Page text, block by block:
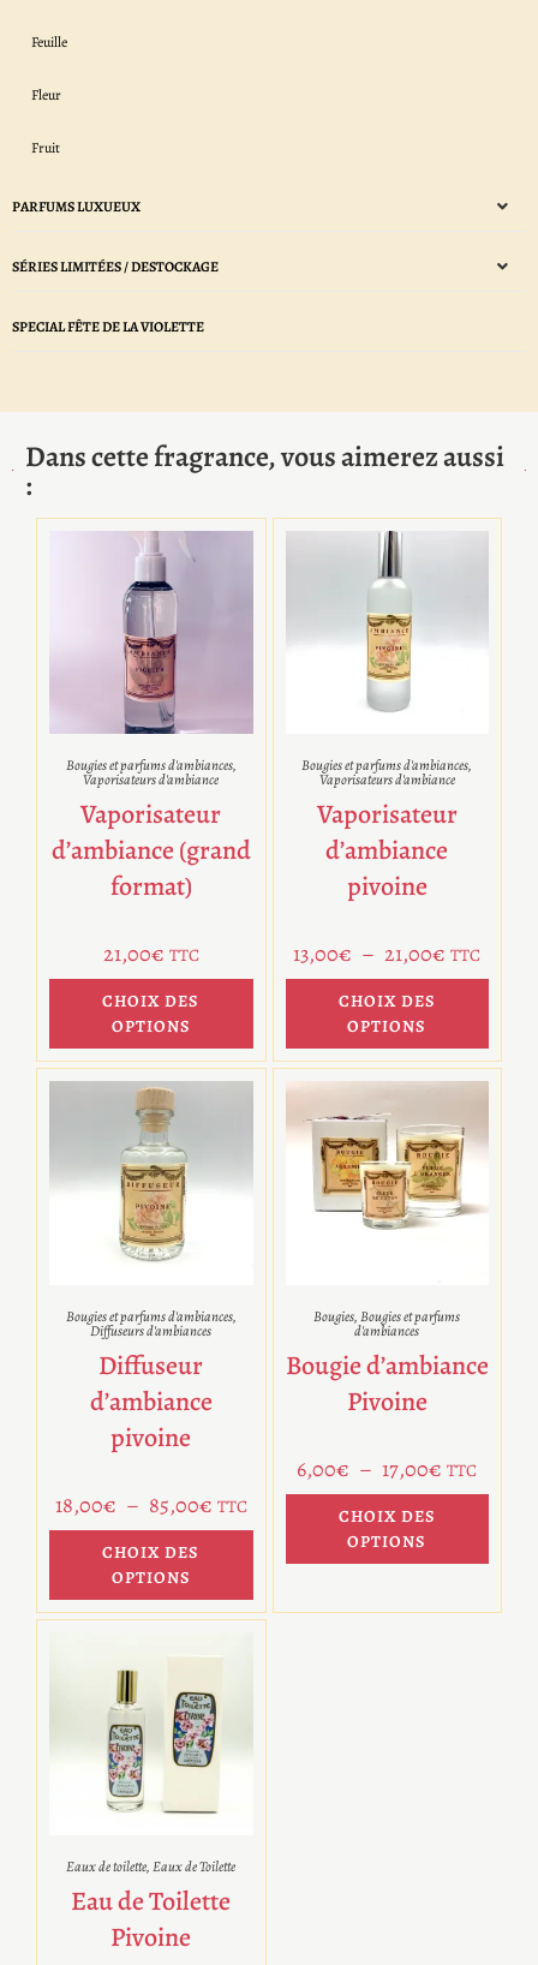
Feuille
Fleur
Fruit
PARFUMS LUXUEUX
SÉRIES LIMITÉES / DESTOCKAGE
SPECIAL FÊTE DE LA VIOLETTE
Dans cette fragrance, vous aimerez aussi
:
Bougies et parfums d'ambiances,
Vaporisateurs d'ambiance
Vaporisateur
d’ambiance (grand
format)
21,00€ TTC
CHOIX DES
OPTIONS
Bougies et parfums d'ambiances,
Vaporisateurs d'ambiance
Vaporisateur
d’ambiance
pivoine
13,00€ – 21,00€ TTC
CHOIX DES
OPTIONS
Bougies et parfums d'ambiances,
Diffuseurs d'ambiances
Diffuseur
d’ambiance
pivoine
18,00€ – 85,00€ TTC
CHOIX DES
OPTIONS
Bougies,Bougies et parfums
d'ambiances
Bougie d’ambiance
Pivoine
6,00€ – 17,00€ TTC
CHOIX DES
OPTIONS
Eaux de toilette,Eaux de Toilette
Eau de Toilette
Pivoine